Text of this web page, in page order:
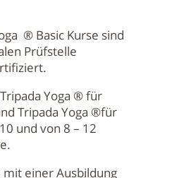
® Basic Kurse sind
Prüfstelle
Yoga ® für
Tripada Yoga ®für
und von 8 – 12
einer Ausbildung